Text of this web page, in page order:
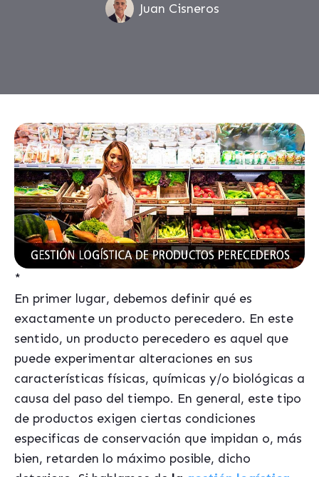
Juan Cisneros
*
En primer lugar, debemos definir qué es
exactamente un producto perecedero. En este
sentido, un producto perecedero es aquel que
puede experimentar alteraciones en sus
características físicas, químicas y/o biológicas a
causa del paso del tiempo. En general, este tipo
de productos exigen ciertas condiciones
especificas de conservación que impidan o, más
bien, retarden lo máximo posible, dicho